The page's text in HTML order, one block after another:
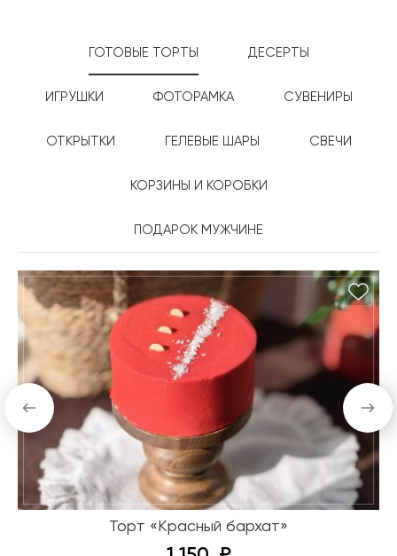
ГОТОВЫЕ ТОРТЫ ДЕСЕРТЫ
ИГРУШКИ ФОТОРАМКА СУВЕНИРЫ
ОТКРЫТКИ ГЕЛЕВЫЕ ШАРЫ СВЕЧИ
КОРЗИНЫ И КОРОБКИ
ПОДАРОК МУЖЧИНЕ
Торт «Красный бархат»